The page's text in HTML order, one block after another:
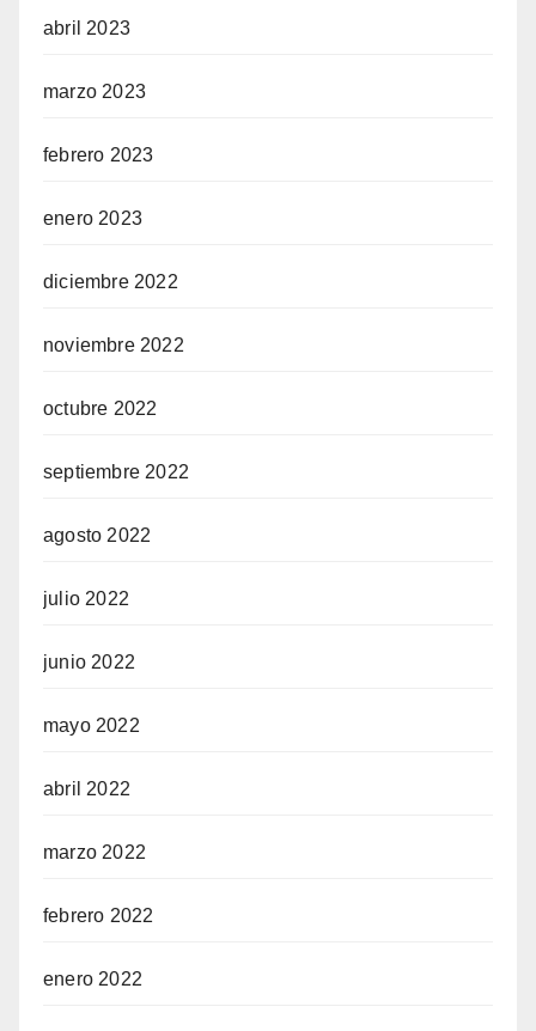
abril 2023
marzo 2023
febrero 2023
enero 2023
diciembre 2022
noviembre 2022
octubre 2022
septiembre 2022
agosto 2022
julio 2022
junio 2022
mayo 2022
abril 2022
marzo 2022
febrero 2022
enero 2022